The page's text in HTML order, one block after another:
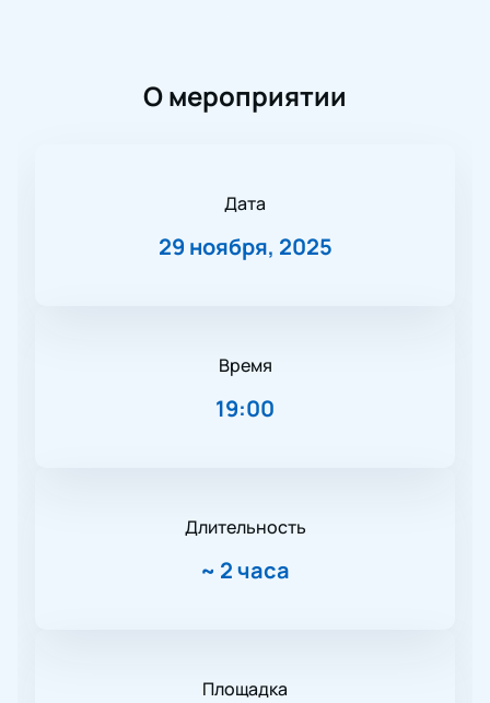
О мероприятии
Дата
29 ноября, 2025
Время
19:00
Длительность
~ 2 часа
Площадка